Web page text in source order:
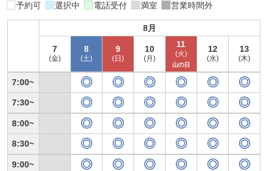
予約可 選択中 電話受付 満室 営業時間外
8月
7
(金)
8
(土)
9
(日)
10
(月)
11
(火)
山の日
12
(水)
13
(木)
7:00
7:30
8:00
8:30
9:00